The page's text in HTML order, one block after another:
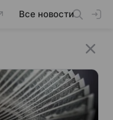
Все новости